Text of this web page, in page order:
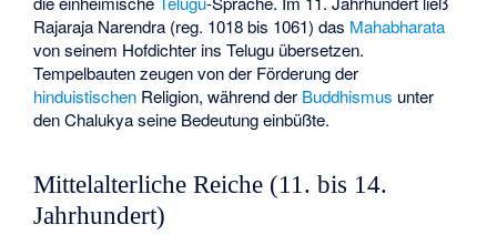
Rajaraja Narendra (reg. 1018 bis 1061) das Mahabharata
von seinem Hofdichter ins Telugu übersetzen.
Tempelbauten zeugen von der Förderung der
hinduistischen Religion, während der Buddhismus unter
den Chalukya seine Bedeutung einbüßte.
Mittelalterliche Reiche (11. bis 14.
Jahrhundert)